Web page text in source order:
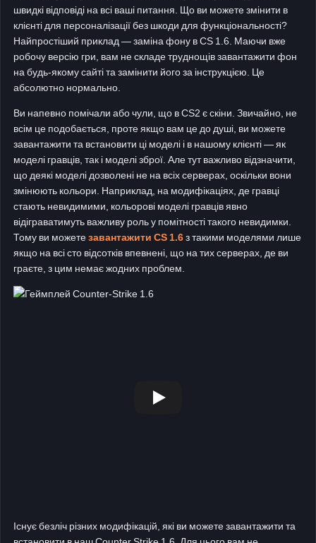
швидкі відповіді на всі ваші питання. Що ви можете змінити в
клієнті для персоналізації без шкоди для функціональності?
Найпростіший приклад — заміна фону в CS 1.6. Маючи вже
робочу версію гри, вам не складе труднощів завантажити фон
на будь-якому сайті та замінити його за інструкцією. Це
абсолютно нормально.
Ви напевно помічали або чули, що в CS2 є скіни. Звичайно, не
всім це подобається, проте якщо вам це до душі, ви можете
завантажити та встановити ці моделі і в нашому клієнті — як
моделі гравців, так і моделі зброї. Але тут важливо відзначити,
що деякі моделі дозволені не на всіх серверах, оскільки вони
змінюють кольори. Наприклад, на модифікаціях, де гравці
стають невидимими, кольорові моделі гравців явно
відіграватимуть важливу роль у помітності такого невидимки.
Тому ви можетезавантажити CS 1.6з такими моделями лише
якщо на всі сто відсотків впевнені, що на тих серверах, де ви
граєте, з цим немає жодних проблем.
Існує безліч різних модифікацій, які ви можете завантажити та